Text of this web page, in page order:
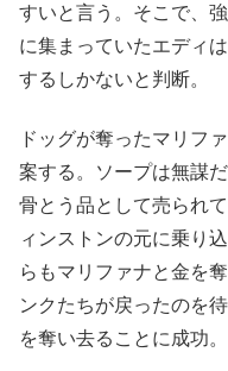
すいと言う。そこで、
に集まっていたエディ
するしかないと判断。
ドッグが奪ったマリフ
案する。ソープは無謀
骨とう品として売られ
ィンストンの元に乗り
らもマリファナと金を
ンクたちが戻ったのを
を奪い去ることに成功。